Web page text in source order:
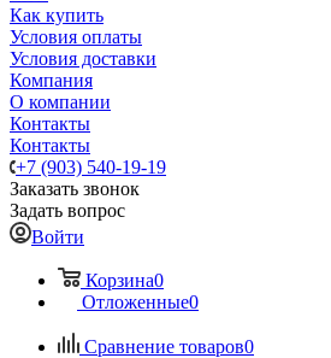
Как купить
Условия оплаты
Условия доставки
Компания
О компании
Контакты
Контакты
+7 (903) 540-19-19
Заказать звонок
Задать вопрос
Войти
Корзина0
Отложенные0
Сравнение товаров0